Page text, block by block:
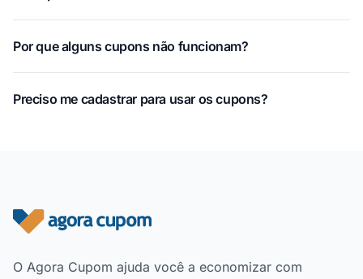
Por que alguns cupons não funcionam?
Preciso me cadastrar para usar os cupons?
Rodapé do site
O Agora Cupom ajuda você a economizar com